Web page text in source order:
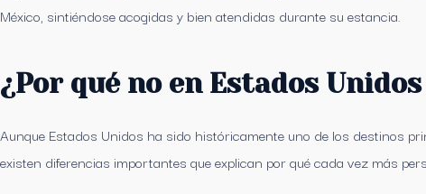
México, sintiéndose acogidas y bien atendidas durante su estancia.
¿Por qué no en Estados
Aunque Estados Unidos ha sido históricamente uno de los destinos
existen diferencias importantes que explican por qué cada vez más